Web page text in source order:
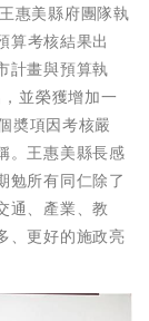
惠美縣府團隊執
算考核結果出
計畫與預算執
並榮獲增加一
奬項因考核嚴
。王惠美縣長感
勉所有同仁除了
通、產業、教
、更好的施政亮